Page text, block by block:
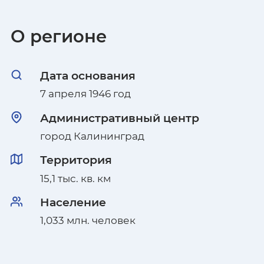
Волгоградская область
Вологодская область
Республика Дагестан
Донецкая Народная Республика
Еврейская автономная область
Забайкальский край
О регионе
Дата основания
7 апреля 1946 год
Административный центр
город Калининград
Территория
15,1 тыс. кв. км
Население
1,033 млн. человек